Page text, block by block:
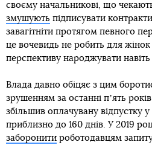
своєму начальникові, що
змушують підписувати
завагітніти протягом певного
це вочевидь не робить для
перспективу народжувати
Влада давно обіцяє з цим
зрушенням за останні пʼять
збільшив оплачувану відпустку у
приблизно до 160 днів. У 2019
заборонити роботодавцям